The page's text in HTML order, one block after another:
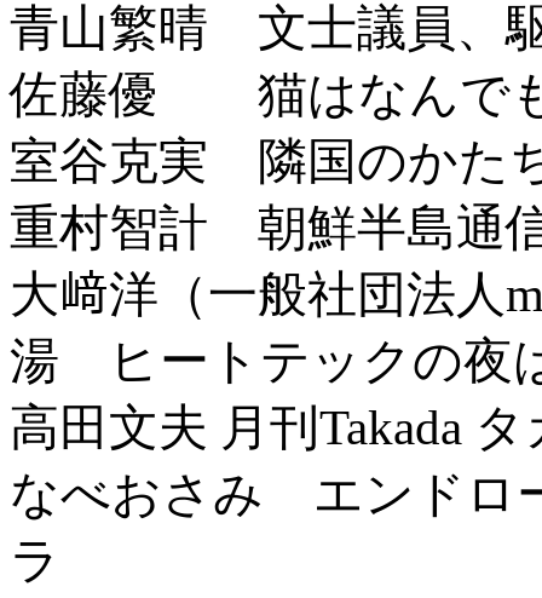
青山繁晴 文士議員、
佐藤優 猫はなんで
室谷克実 隣国のかた
重村智計 朝鮮半島通
大﨑洋（一般社団法人
湯 ヒートテックの夜
高田文夫 月刊Takada
なべおさみ エンドロ
ラ